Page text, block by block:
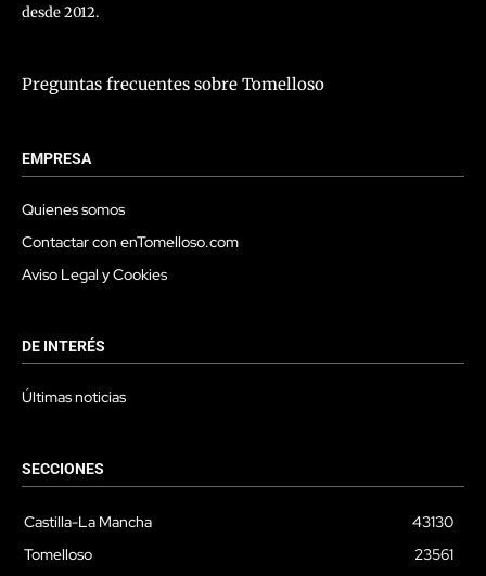
desde 2012.
Preguntas frecuentes sobre Tomelloso
EMPRESA
Quienes somos
Contactar con enTomelloso.com
Aviso Legal y Cookies
DE INTERÉS
Últimas noticias
SECCIONES
Castilla-La Mancha
43130
Tomelloso
23561